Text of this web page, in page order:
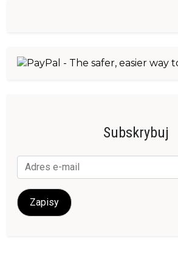
Subskrybuj
Adres
e-
mail
Zapisy